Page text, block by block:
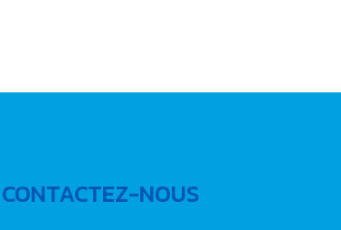
CONTACTEZ-NOUS